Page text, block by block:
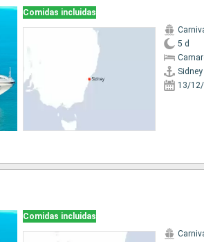
Comidas incluidas
5 d
Sidney
13/
Comidas incluidas